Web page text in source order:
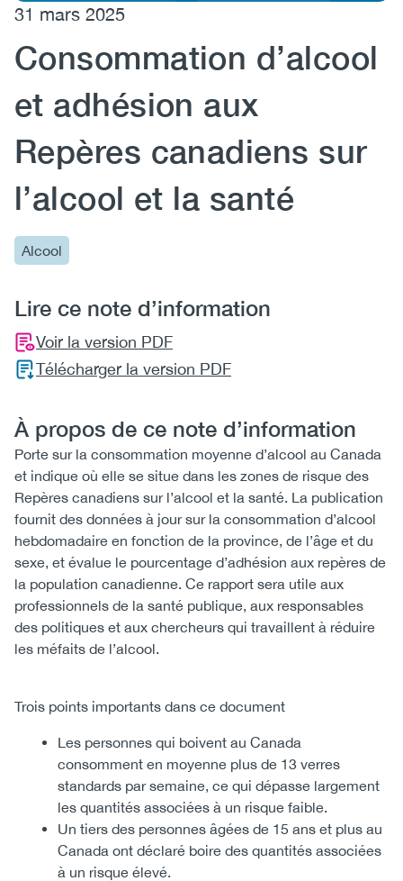
EN FR
31 mars 2025
Consommation d’alcool
et adhésion aux
Repères canadiens sur
l’alcool et la santé
Alcool
Lire ce note d’information
Voir la version PDF
Télécharger la version PDF
À propos de ce note d’information
Porte sur la consommation moyenne d’alcool au Canada
et indique où elle se situe dans les zones de risque des
Repères canadiens sur l’alcool et la santé. La publication
fournit des données à jour sur la consommation d’alcool
hebdomadaire en fonction de la province, de l’âge et du
sexe, et évalue le pourcentage d’adhésion aux repères de
la population canadienne. Ce rapport sera utile aux
professionnels de la santé publique, aux responsables
des politiques et aux chercheurs qui travaillent à réduire
les méfaits de l’alcool.
Trois points importants dans ce document
Les personnes qui boivent au Canada
consomment en moyenne plus de 13 verres
standards par semaine, ce qui dépasse largement
les quantités associées à un risque faible.
Un tiers des personnes âgées de 15 ans et plus au
Canada ont déclaré boire des quantités associées
à un risque élevé.